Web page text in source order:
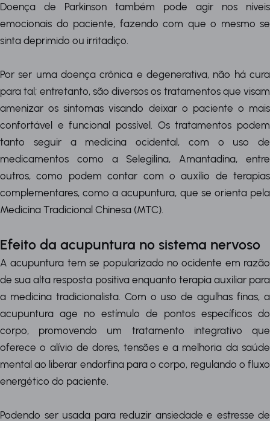
Doença de Parkinson também pode agir nos níveis
emocionais do paciente, fazendo com que o mesmo se
sinta deprimido ou irritadiço.
Por ser uma doença crônica e degenerativa, não há cura
para tal; entretanto, são diversos os tratamentos que visam
amenizar os sintomas visando deixar o paciente o mais
confortável e funcional possível. Os tratamentos podem
tanto seguir a medicina ocidental, com o uso de
medicamentos como a Selegilina, Amantadina, entre
outros, como podem contar com o auxílio de terapias
complementares, como a acupuntura, que se orienta pela
Medicina Tradicional Chinesa (MTC).
Efeito da acupuntura no sistema nervoso
A acupuntura tem se popularizado no ocidente em razão
de sua alta resposta positiva enquanto terapia auxiliar para
a medicina tradicionalista. Com o uso de agulhas finas, a
acupuntura age no estímulo de pontos específicos do
corpo, promovendo um tratamento integrativo que
oferece o alívio de dores, tensões e a melhoria da saúde
mental ao liberar endorfina para o corpo, regulando o fluxo
energético do paciente.
Podendo ser usada para reduzir ansiedade e estresse de